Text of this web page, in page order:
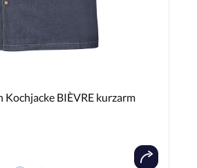
Kochjacke BIÈVRE kurzarm